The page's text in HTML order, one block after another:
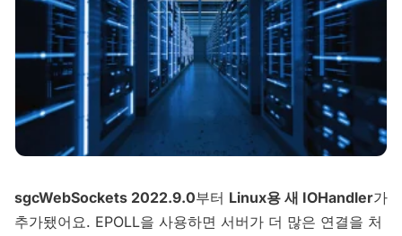
sgcWebSockets 2022.9.0부터 Linux용 새 IOHandler가
추가됐어요. EPOLL을 사용하면 서버가 더 많은 연결을 처